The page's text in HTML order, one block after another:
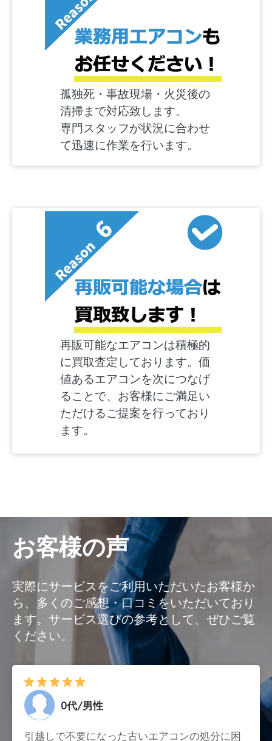
孤独死・事故現場・火災後の
清掃まで対応致します。
専門スタッフが状況に合わせ
て迅速に作業を行います。
再販可能なエアコンは積極的
に買取査定しております。価
値あるエアコンを次につなげ
ることで、お客様にご満足い
ただけるご提案を行っており
ます。
お客様の声
実際にサービスをご利用いただいたお客様か
ら、多くのご感想・口コミをいただいており
ます。サービス選びの参考として、ぜひご覧
ください。
0代/男性
引越しで不要になった古いエアコンの処分に困